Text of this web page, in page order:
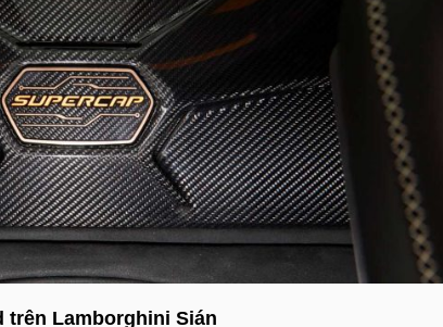
trên Lamborghini Sián